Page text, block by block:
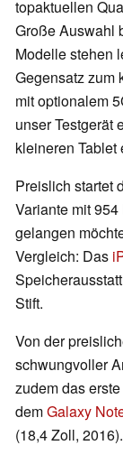
topaktuellen
Große Auswahl
Modelle stehen
Gegensatz zum
mit optionalem
unser Testgerät
kleineren
Preislich startet
Variante mit
gelangen
Vergleich: Das
Stift.
Von der
schwungvoller
zudem das
demGalaxy
(18,4 Zoll, 2016).